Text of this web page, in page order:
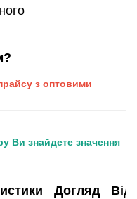
з оптовими
Ви знайдете значення
Догляд